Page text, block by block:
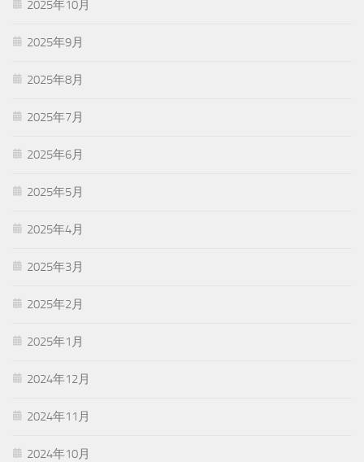
2025年10月
2025年9月
2025年8月
2025年7月
2025年6月
2025年5月
2025年4月
2025年3月
2025年2月
2025年1月
2024年12月
2024年11月
2024年10月